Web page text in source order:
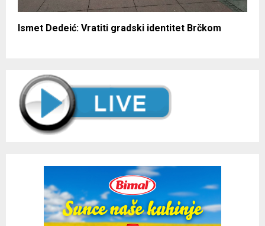
Ismet Dedeić: Vratiti gradski identitet Brčkom